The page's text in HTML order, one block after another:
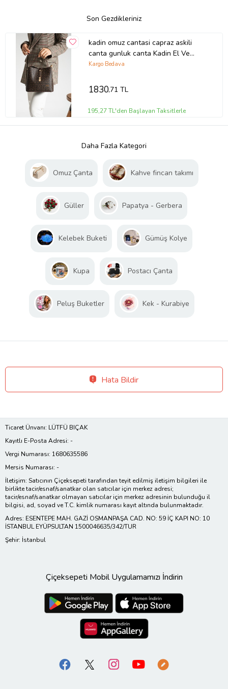
Son Gezdikleriniz
kadin omuz cantasi capraz askili
canta gunluk canta Kadin El Ve
Omuz Cantasi 2055 Kahve Just Polo
Kargo Bedava
1830,71 TL
195,27 TL'den Başlayan Taksitlerle
Daha Fazla Kategori
Omuz Çanta Kahve fincan takımı
Güller Papatya - Gerbera
Kelebek Buketi Gümüş Kolye
Kupa Postacı Çanta
Peluş Buketler Kek - Kurabiye
Hata Bildir
Ticaret Ünvanı: LÜTFÜ BIÇAK
Kayıtlı E-Posta Adresi: -
Vergi Numarası: 1680635586
Mersis Numarası: -
İletişim: Satıcının Çiçeksepeti tarafından teyit edilmiş iletişim bilgileri ile
birlikte tacir/esnaf/sanatkar olan satıcılar için merkez adresi;
tacir/esnaf/sanatkar olmayan satıcılar için merkez adresinin bulunduğu il
bilgisi, ad, soyad ve T.C. kimlik numarası kayıt altında bulunmaktadır.
Adres: ESENTEPE MAH. GAZİ OSMANPAŞA CAD. NO: 59 İÇ KAPI NO: 10
İSTANBUL EYÜPSULTAN 1500046635/342/TUR
Şehir: İstanbul
Çiçeksepeti Mobil Uygulamamızı İndirin